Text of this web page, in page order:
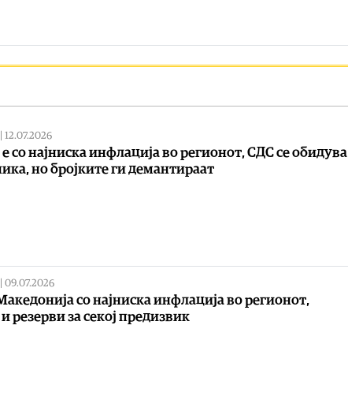
12.07.2026
со најниска инфлација во регионот, СДС се обидува
но бројките ги демантираат
09.07.2026
со најниска инфлација во регионот,
резерви за секој предизвик